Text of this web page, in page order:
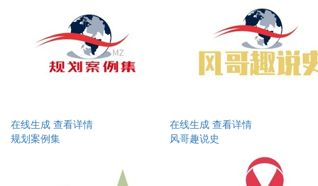
在线生成 查看详情
规划案例集
在线生成 查看详情
风哥趣说史